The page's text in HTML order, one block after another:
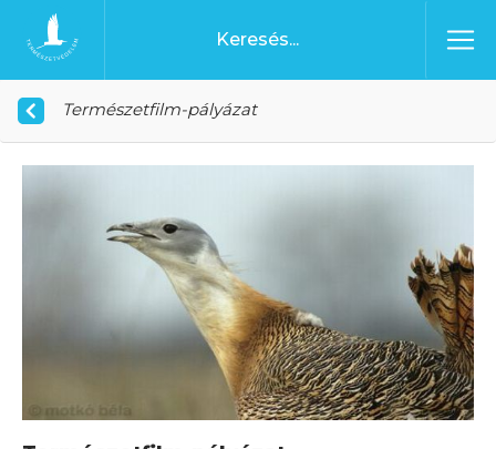
Ugrás a tartalomhoz
Főoldal
Természetfilm-pályázat